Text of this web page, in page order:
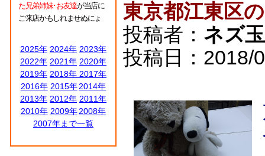
た兄弟姉妹･お友達が当店に
ご来店かもしれませぬにょ
2025年 2024年 2023年
2022年 2021年 2020年
2019年 2018年 2017年
2016年 2015年 2014年
2013年 2012年 2011年
2010年 2009年 2008年
2007年まで一覧
東京都江東区
投稿者： ネズ
投稿日：2018/